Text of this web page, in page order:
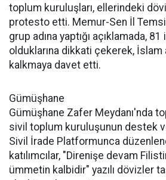
toplum kuruluşları, ellerindeki
protesto etti. Memur-Sen İl
grup adına yaptığı açıklamada,
olduklarına dikkati çekerek, İslam
kalkmaya davet etti.
Gümüşhane
Gümüşhane Zafer Meydanı'nda
sivil toplum kuruluşunun destek
Sivil İrade Platformunca
katılımcılar, "Direnişe devam
ümmetin kalbidir" yazılı dövizler